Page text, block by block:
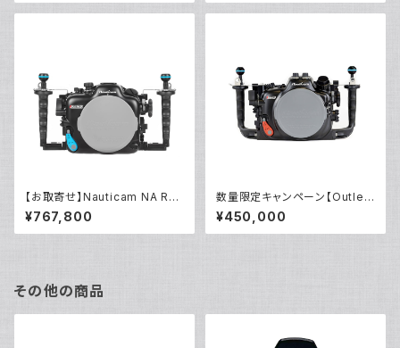
【お取寄せ】Nauticam NA R6II
I [10591]
¥767,800
数量限定キャンペーン【Outlet/
展示使用品】Nauticam R5ハウ
ジング バキュームバルブ付き
¥450,000
その他の商品